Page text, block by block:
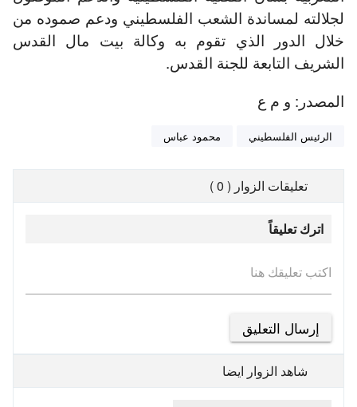
لجلالته لمساندة الشعب الفلسطيني ودعم صموده من
خلال الدور الذي تقوم به وكالة بيت مال القدس
الشريف التابعة للجنة القدس.
المصدر: و م ع
الرئيس الفلسطيني محمود عباس
تعليقات الزوار ( 0 )
اترك تعليقاً
اكتب تعليقك هنا
شاهد الزوار ايضا